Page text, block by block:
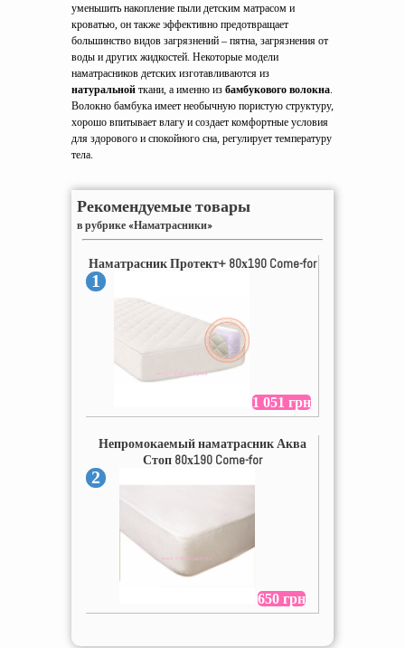
уменьшить накопление пыли детским матрасом и
кроватью, он также эффективно предотвращает
большинство видов загрязнений – пятна, загрязнения от
воды и других жидкостей. Некоторые модели
наматрасников детских изготавливаются из
натуральной ткани, а именно из бамбукового волокна.
Волокно бамбука имеет необычную пористую структуру,
хорошо впитывает влагу и создает комфортные условия
для здорового и спокойного сна, регулирует температуру
тела.
Рекомендуемые товары
в рубрике «Наматрасники»
Наматрасник Протект+ 80х190 Come-for
1
1 051 грн
Непромокаемый наматрасник Аква
Стоп 80х190 Come-for
2
650 грн